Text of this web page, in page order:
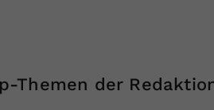
Themen der